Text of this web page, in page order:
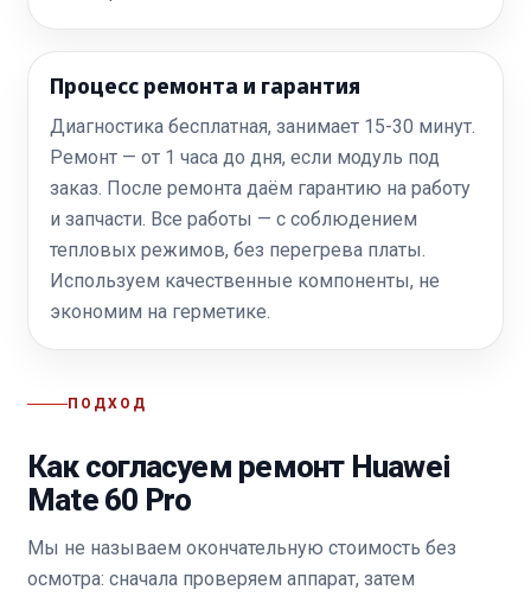
Процесс ремонта и гарантия
Диагностика бесплатная, занимает 15-30 минут.
Ремонт — от 1 часа до дня, если модуль под
заказ. После ремонта даём гарантию на работу
и запчасти. Все работы — с соблюдением
тепловых режимов, без перегрева платы.
Используем качественные компоненты, не
экономим на герметике.
ПОДХОД
Как согласуем ремонт Huawei
Mate 60 Pro
Мы не называем окончательную стоимость без
осмотра: сначала проверяем аппарат, затем